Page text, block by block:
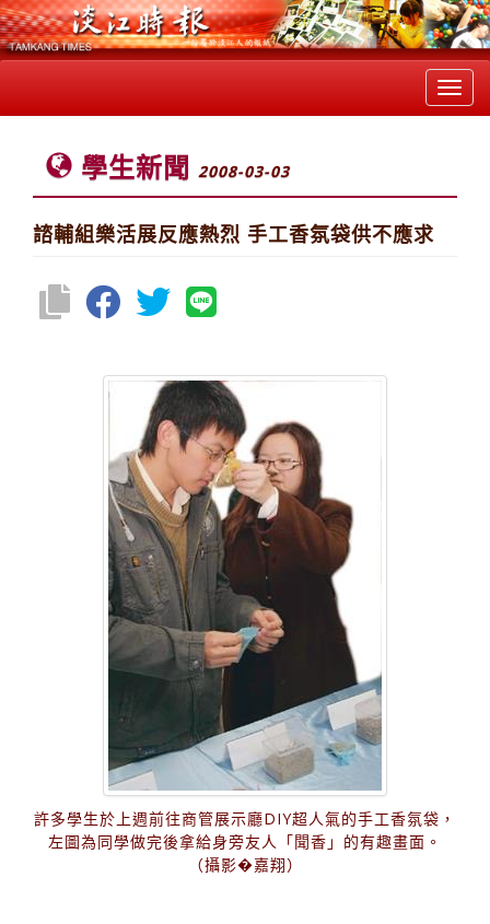
學生新聞 2008-03-03
諮輔組樂活展反應熱烈 手工香氛袋供不應求
許多學生於上週前往商管展示廳DIY超人氣的手工香氛袋，
左圖為同學做完後拿給身旁友人「聞香」的有趣畫面。
（攝影�嘉翔）